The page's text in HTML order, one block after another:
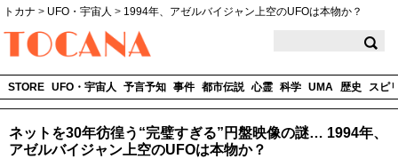
トカナ > UFO・宇宙人 > 1994年、アゼルバイジャン上空のUFOは本物か？
STORE UFO・宇宙人 予言予知 事件 都市伝説 心霊 科学 UMA 歴史 スピ
ネットを30年彷徨う“完璧すぎる”円盤映像の謎… 1994年、
アゼルバイジャン上空のUFOは本物か？